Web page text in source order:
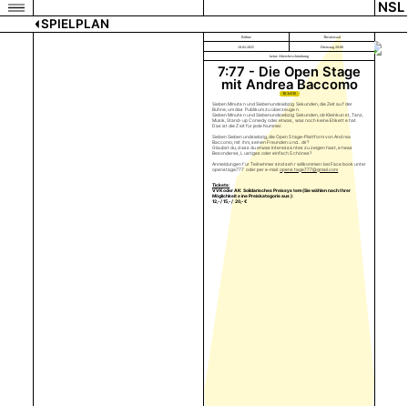
NSL
SPIELPLAN
Bühne Theatersaal
18.02.2025 Dienstag 20:00
keine Altersbeschränkung
7:77 - Die Open Stage
mit Andrea Baccomo
TICKETS
Sieben Minuten und Siebenundsiebzig Sekunden, die Zeit auf der
Bühne, um das Publikum zu überzeugen.
Sieben Minuten und Siebenundsiebzig Sekunden, ob Kleinkunst, Tanz,
Musik, Stand-up Comedy oder etwas, was noch keine Etikette hat.
Das ist die Zeit für jede Nummer.
Sieben Siebenundsiebzig, die Open Stage-Plattform von Andrea
Baccomo, mit ihm, seinen Freunden und... dir?
Glaubst du, dass du etwas Interessantes zu zeigen hast, etwas
Besonderes, Lustiges oder einfach Schönes?
Anmeldungen für Teilnehmer sind sehr willkommen: bei Facebook unter
openstage777 oder per e-mail:openstage777@gmail.com
Tickets:
VVK oder AK: Solidarisches Preissystem (Sie wählen nach Ihrer
Möglichkeit eine Preiskategorie aus):
12,- / 15,- / 20,- €